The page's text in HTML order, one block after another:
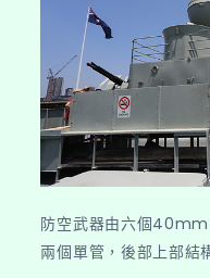
防空武器由六個
兩個單管，後部上部結